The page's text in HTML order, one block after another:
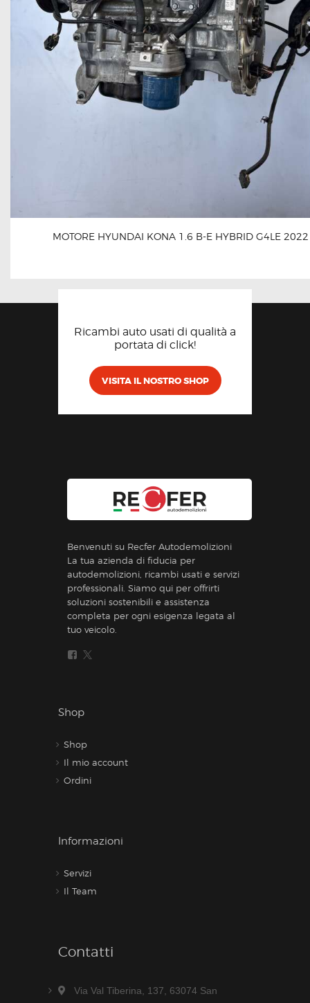
MOTORE HYUNDAI KONA 1.6 B-E HYBRID G4LE
Ricambi auto usati di qualità a
portata di click!
VISITA IL NOSTRO SHOP
Benvenuti su Recfer Autodemolizioni
La tua azienda di fiducia per
autodemolizioni, ricambi usati e servizi
professionali. Siamo qui per offrirti
soluzioni sostenibili e assistenza
completa per ogni esigenza legata al
tuo veicolo.
Shop
Shop
Il mio account
Ordini
Informazioni
Servizi
Il Team
Contatti
Via Val Tiberina, 137, 63074 San